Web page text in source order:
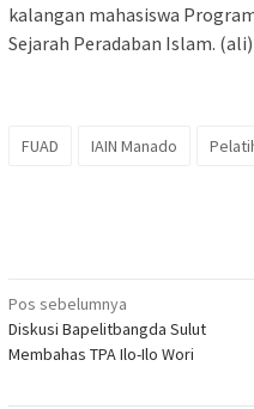
kalangan mahasiswa
Sejarah Peradaban Islam. (ali)
FUAD IAIN Manado
Navigasi
pos
Pos sebelumnya
Diskusi Bapelitbangda Sulut
Membahas TPA Ilo-Ilo Wori